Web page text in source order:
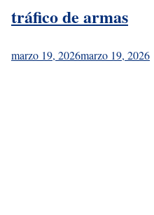
tráfico de armas
marzo 19, 2026marzo 19, 2026